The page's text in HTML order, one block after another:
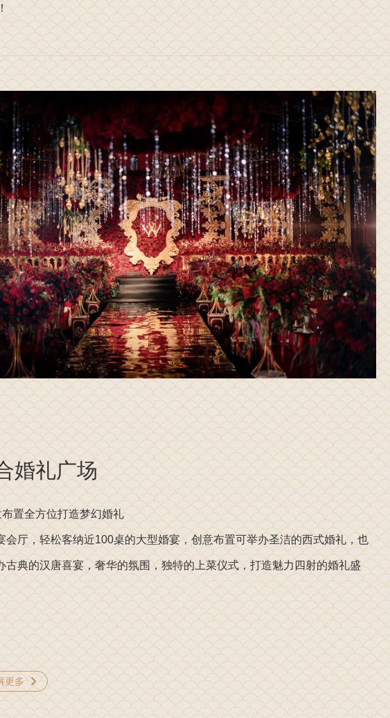
婚礼广场
布置全方位打造梦幻婚礼
会厅，轻松客纳近100桌的大型婚宴，创意布置可举办圣洁的西式婚礼，也
古典的汉唐喜宴，奢华的氛围，独特的上菜仪式，打造魅力四射的婚礼盛
更多